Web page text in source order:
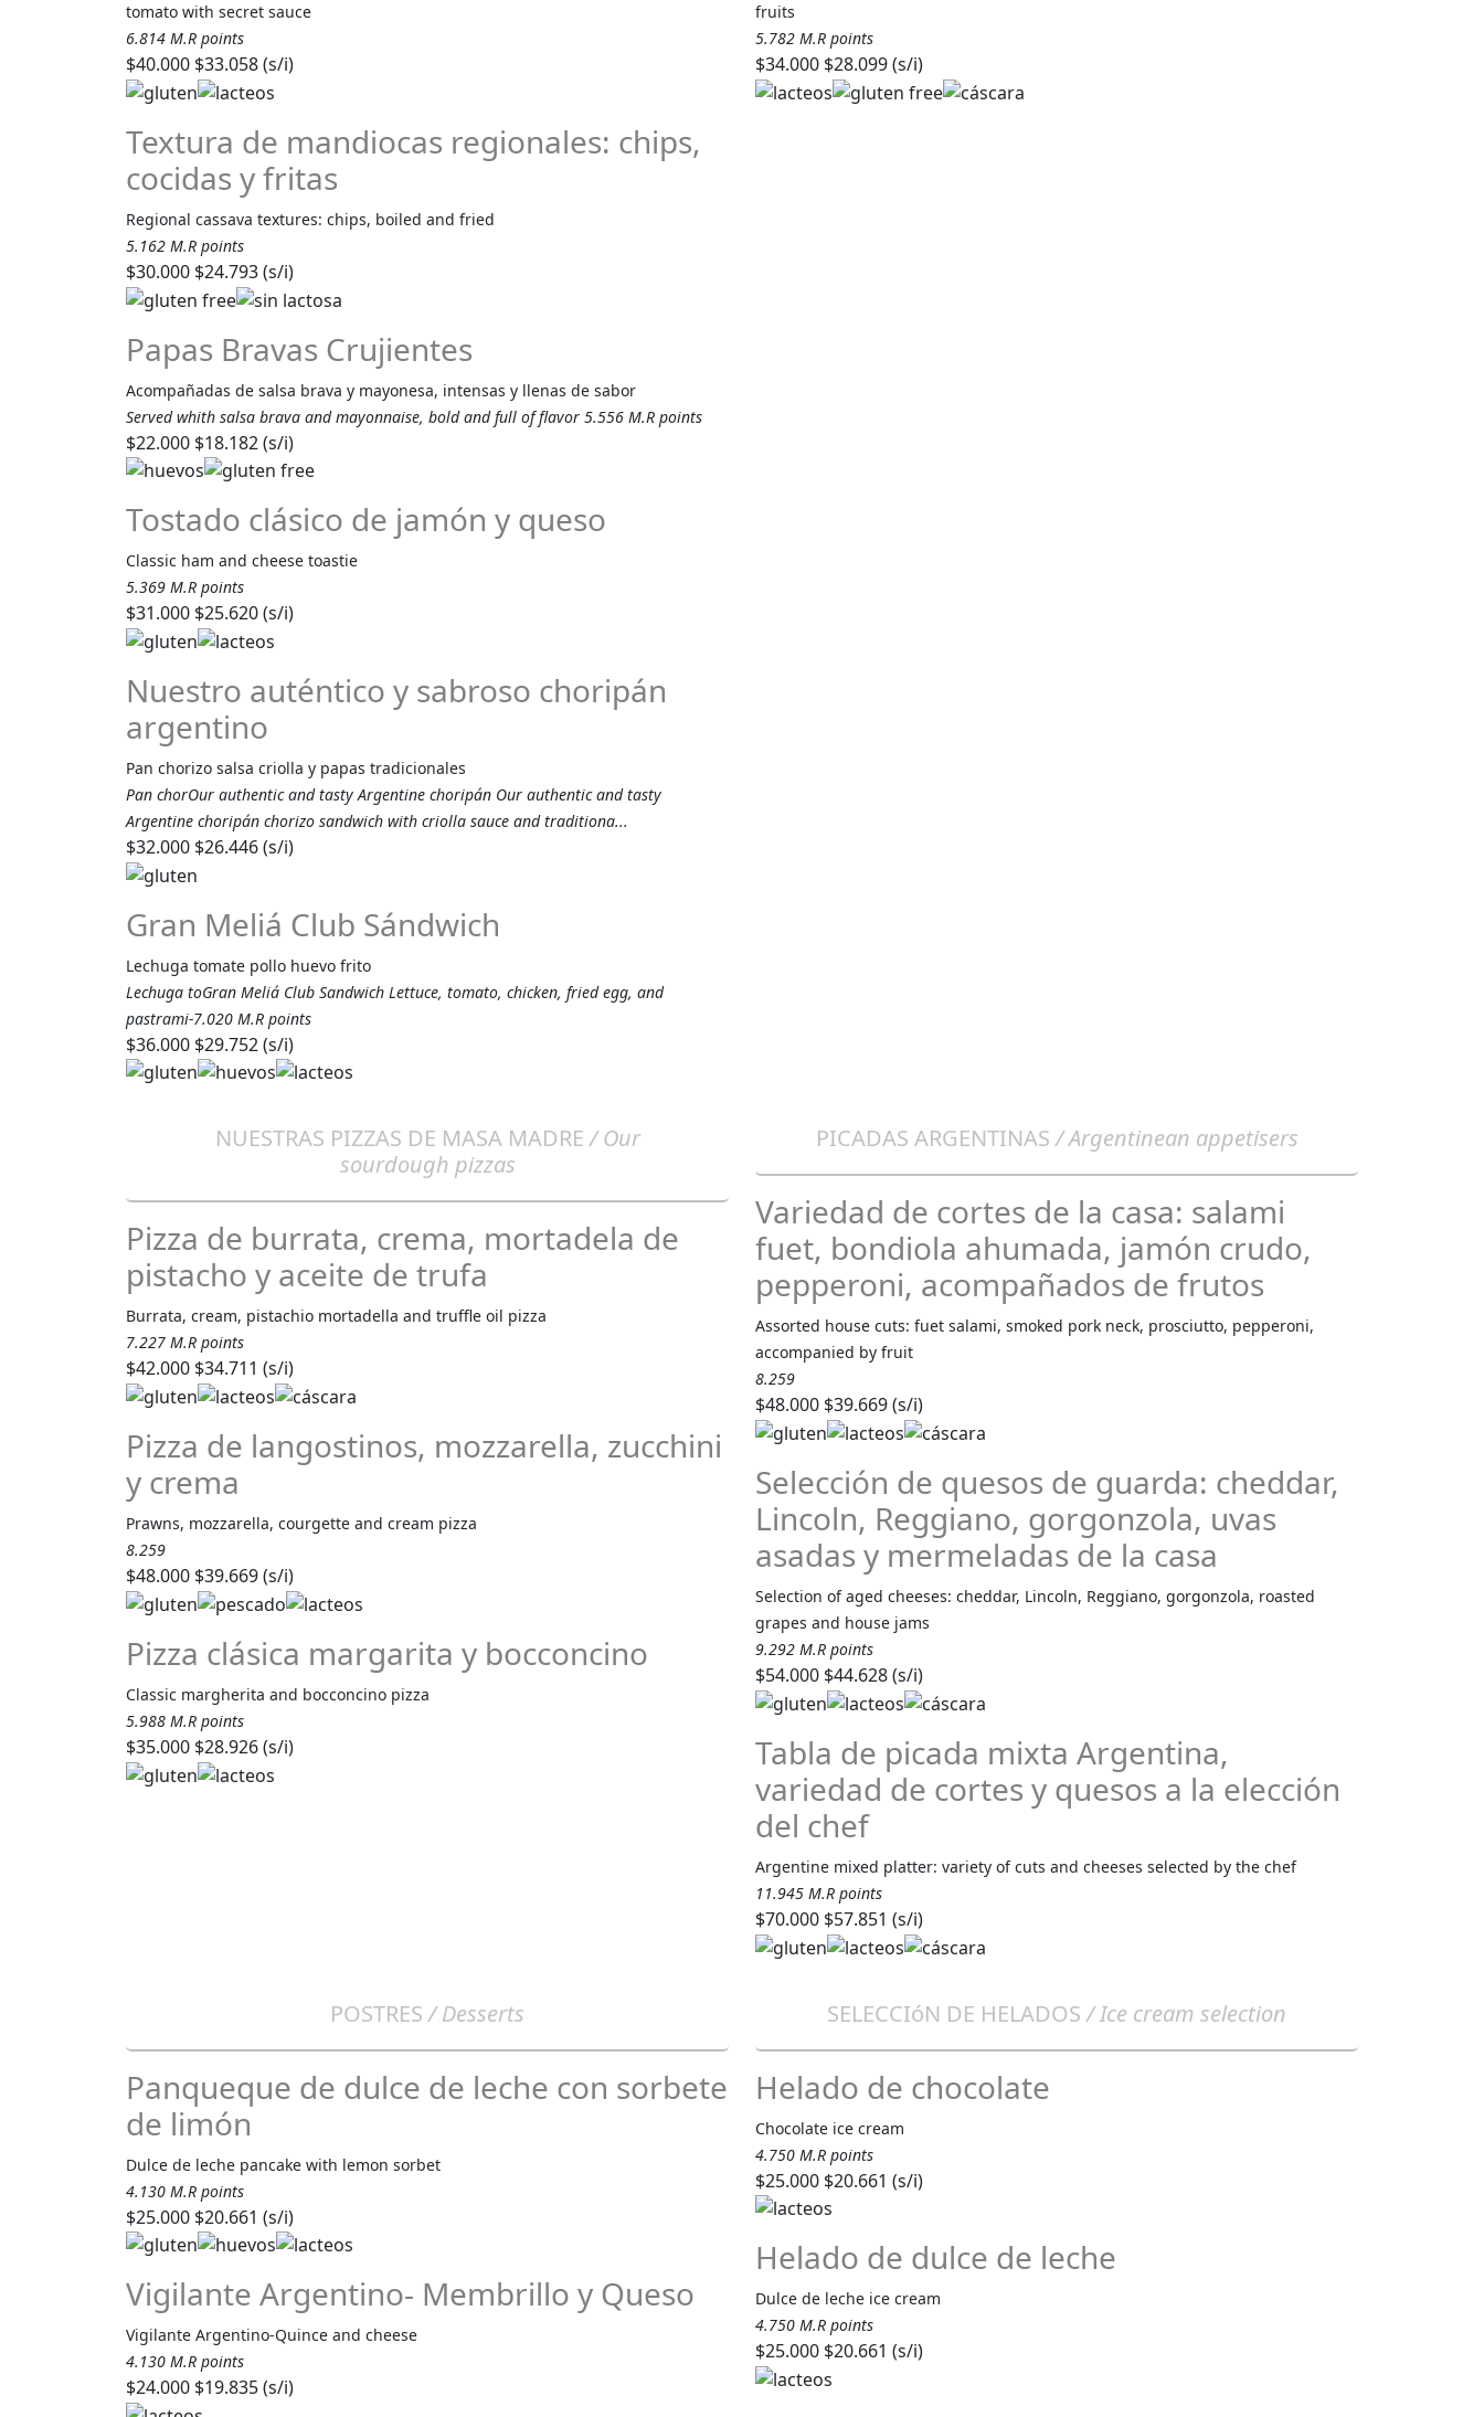
tomato with secret sauce
6.814 M.R points
$40.000 $33.058 (s/i)
Textura de mandiocas regionales: chips,
cocidas y fritas
Regional cassava textures: chips, boiled and fried
5.162 M.R points
$30.000 $24.793 (s/i)
Papas Bravas Crujientes
Acompañadas de salsa brava y mayonesa, intensas y llenas de sabor
Served whith salsa brava and mayonnaise, bold and full of flavor 5.556 M.R points
$22.000 $18.182 (s/i)
Tostado clásico de jamón y queso
Classic ham and cheese toastie
5.369 M.R points
$31.000 $25.620 (s/i)
Nuestro auténtico y sabroso choripán
argentino
Pan chorizo salsa criolla y papas tradicionales
Pan chorOur authentic and tasty Argentine choripán Our authentic and tasty
Argentine choripán chorizo sandwich with criolla sauce and traditiona...
$32.000 $26.446 (s/i)
Gran Meliá Club Sándwich
Lechuga tomate pollo huevo frito
Lechuga toGran Meliá Club Sandwich Lettuce, tomato, chicken, fried egg, and
pastrami-7.020 M.R points
$36.000 $29.752 (s/i)
fruits
5.782 M.R points
$34.000 $28.099 (s/i)
NUESTRAS PIZZAS DE MASA MADRE/ Our
sourdough pizzas
Pizza de burrata, crema, mortadela de
pistacho y aceite de trufa
Burrata, cream, pistachio mortadella and truffle oil pizza
7.227 M.R points
$42.000 $34.711 (s/i)
Pizza de langostinos, mozzarella, zucchini
y crema
Prawns, mozzarella, courgette and cream pizza
8.259
$48.000 $39.669 (s/i)
Pizza clásica margarita y bocconcino
Classic margherita and bocconcino pizza
5.988 M.R points
$35.000 $28.926 (s/i)
PICADAS ARGENTINAS/ Argentinean appetisers
Variedad de cortes de la casa: salami
fuet, bondiola ahumada, jamón crudo,
pepperoni, acompañados de frutos
Assorted house cuts: fuet salami, smoked pork neck, prosciutto, pepperoni,
accompanied by fruit
8.259
$48.000 $39.669 (s/i)
Selección de quesos de guarda: cheddar,
Lincoln, Reggiano, gorgonzola, uvas
asadas y mermeladas de la casa
Selection of aged cheeses: cheddar, Lincoln, Reggiano, gorgonzola, roasted
grapes and house jams
9.292 M.R points
$54.000 $44.628 (s/i)
Tabla de picada mixta Argentina,
variedad de cortes y quesos a la elección
del chef
Argentine mixed platter: variety of cuts and cheeses selected by the chef
11.945 M.R points
$70.000 $57.851 (s/i)
POSTRES/ Desserts
Panqueque de dulce de leche con sorbete
de limón
Dulce de leche pancake with lemon sorbet
4.130 M.R points
$25.000 $20.661 (s/i)
Vigilante Argentino- Membrillo y Queso
Vigilante Argentino-Quince and cheese
4.130 M.R points
$24.000 $19.835 (s/i)
SELECCIóN DE HELADOS/ Ice cream selection
Helado de chocolate
Chocolate ice cream
4.750 M.R points
$25.000 $20.661 (s/i)
Helado de dulce de leche
Dulce de leche ice cream
4.750 M.R points
$25.000 $20.661 (s/i)